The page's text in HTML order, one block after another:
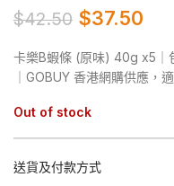
$42.50 $37.50
卡樂B蝦條 (原味) 40g x5｜
｜GOBUY 香港網購供應，
Out of stock
送貨及付款方式